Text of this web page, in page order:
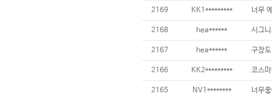
2169 KK1*********
2168 hea******
2167 hea******
2166 KK2*********
2165 NV1******** 너무